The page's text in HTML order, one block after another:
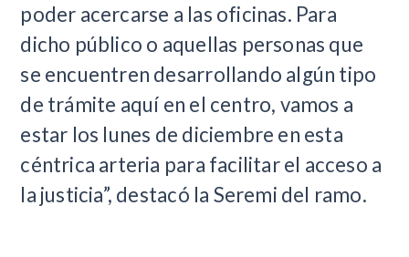
poder acercarse a las oficinas. Para
dicho público o aquellas personas que
se encuentren desarrollando algún tipo
de trámite aquí en el centro, vamos a
estar los lunes de diciembre en esta
céntrica arteria para facilitar el acceso a
la justicia”, destacó la Seremi del ramo.